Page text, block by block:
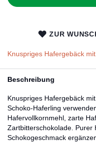
ZUR
Knuspriges Hafergebäck
Beschreibung
Knuspriges Hafergebäck
Schoko-Haferling
Hafervollkornmehl, zarte
Zartbitterschokolade. Purer
Schokogeschmack